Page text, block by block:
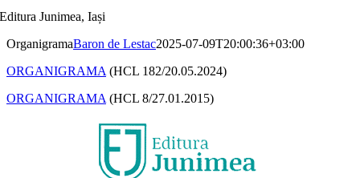
Editura Junimea, Iași
OrganigramaBaron de Lestac2025-07-09T20:00:36+03:00
ORGANIGRAMA (HCL 182/20.05.2024)
ORGANIGRAMA (HCL 8/27.01.2015)